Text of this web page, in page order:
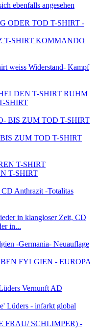
ebenfalls angesehen
ODER TOD T-SHIRT -
KOMMANDO
Widerstand- Kampf
RUHM
SHIRT
ZUM TOD T-SHIRT
T-SHIRT
Anthrazit -Totalitas
in...
-Germania- Neuauflage
FYLGIEN - EUROPA
Vernunft AD
Lüders - infarkt global